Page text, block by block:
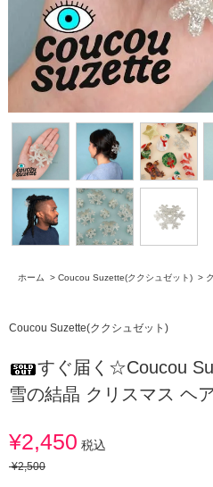
ホーム > Coucou Suzette(ククシュゼット) >
Coucou Suzette(ククシュゼット)
すぐ届く☆Coucou
雪の結晶 クリスマス ヘ
¥2,450 税込
¥2,500